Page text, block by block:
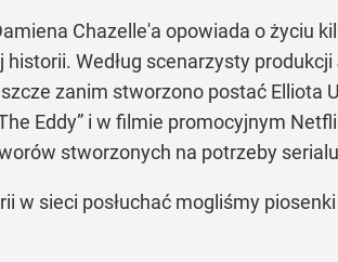
Chazelle'a opowiada o życiu
Według scenarzysty
zanim stworzono postać Elliota
Eddy” i w filmie promocyjnym
stworzonych na potrzeby
w sieci posłuchać mogliśmy piosenki